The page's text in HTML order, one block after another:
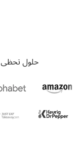
حلول تحظى بثقة